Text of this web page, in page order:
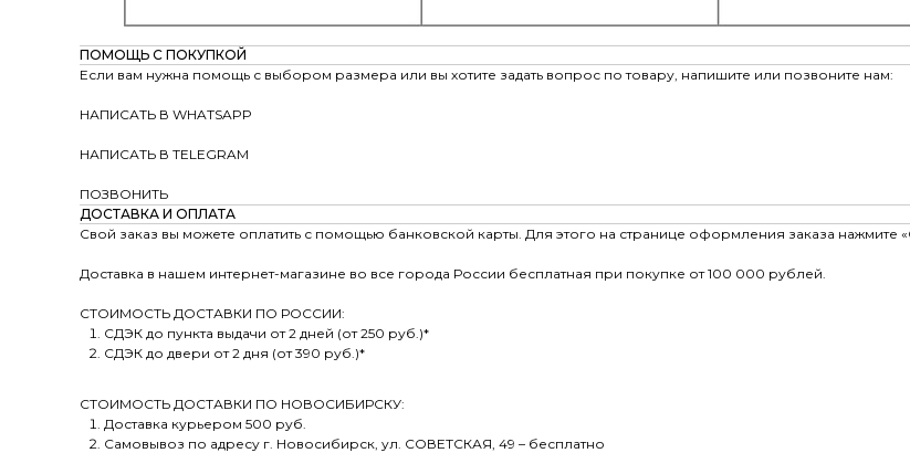
ПОМОЩЬ С ПОКУПКОЙ
Если вам нужна помощь с выбором размера или вы хотите задать вопрос по товару, напишите или позвоните нам:
НАПИСАТЬ В WHATSAPP
НАПИСАТЬ В TELEGRAM
ПОЗВОНИТЬ
ДОСТАВКА И ОПЛАТА
Свой заказ вы можете оплатить с помощью банковской карты. Для этого на странице оформления заказа
Доставка в нашем интернет-магазине во все города России бесплатная при покупке от 100 000 рублей.
СТОИМОСТЬ ДОСТАВКИ ПО РОССИИ:
СДЭК до пункта выдачи от 2 дней (от 250 руб.)*
СДЭК до двери от 2 дня (от 390 руб.)*
СТОИМОСТЬ ДОСТАВКИ ПО НОВОСИБИРСКУ:
Доставка курьером 500 руб.
Самовывоз по адресу г. Новосибирск, ул. СОВЕТСКАЯ, 49 – бесплатно